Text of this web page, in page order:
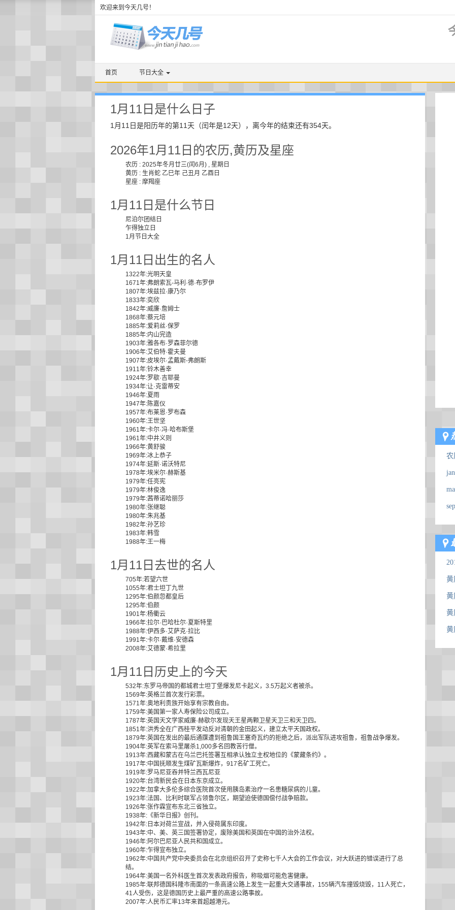
欢迎来到今天几号！
首页 节日大全
1月11日是什么日子
1月11日是阳历年的第11天（闰年是12天），离今年的结束还有354天。
2026年1月11日的农历,黄历及星座
农历 : 2025年冬月廿三(闰6月) , 星期日
黄历 : 生肖蛇 乙巳年 己丑月 乙酉日
星座 : 摩羯座
1月11日是什么节日
尼泊尔团结日
乍得独立日
1月节日大全
1月11日出生的名人
1322年:光明天皇
1671年:弗朗索瓦-马利·德·布罗伊
1807年:埃兹拉·康乃尔
1833年:奕欣
1842年:威廉·詹姆士
1868年:蔡元培
1885年:爱莉丝·保罗
1885年:内山完造
1903年:雅各布·罗森菲尔德
1906年:艾伯特·霍夫曼
1907年:皮埃尔·孟戴斯-弗朗斯
1911年:铃木善幸
1924年:罗歇·吉耶曼
1934年:让·克雷蒂安
1946年:夏雨
1947年:陈嘉仪
1957年:布莱恩·罗布森
1960年:王世坚
1961年:卡尔·冯·哈布斯堡
1961年:中井义则
1966年:黄舒骏
1969年:冰上恭子
1974年:延斯·诺沃特尼
1978年:埃米尔·赫斯基
1979年:任亮宪
1979年:林俊逸
1979年:茜蒂诺哈丽莎
1980年:张继聪
1980年:朱兆基
1982年:孙艺珍
1983年:韩雪
1988年:王一梅
1月11日去世的名人
705年:若望六世
1055年:君士坦丁九世
1295年:伯颜忽都皇后
1295年:伯颜
1901年:杨衢云
1966年:拉尔·巴哈杜尔·夏斯特里
1988年:伊西多·艾萨克·拉比
1991年:卡尔·戴维·安德森
2008年:艾德蒙·希拉里
1月11日历史上的今天
532年:东罗马帝国的都城君士坦丁堡爆发尼卡起义，3.5万起义者被杀。
1569年:英格兰首次发行彩票。
1571年:奥地利贵族开始享有宗教自由。
1759年:美国第一家人寿保险公司成立。
1787年:英国天文学家威廉·赫歇尔发现天王星两颗卫星天卫三和天卫四。
1851年:洪秀全在广西桂平发动反对清朝的金田起义，建立太平天国政权。
1879年:英国在发出的最后通牒遭到祖鲁国王塞奇瓦约的拒绝之后，派出军队进攻祖鲁，祖鲁战争爆发。
1904年:英军在索马里屠杀1,000多名回教苦行僧。
1913年:西藏和蒙古在乌兰巴托签署互相承认独立主权地位的《蒙藏条约》。
1917年:中国抚顺发生煤矿瓦斯爆炸，917名矿工死亡。
1919年:罗马尼亚吞并特兰西瓦尼亚
1920年:台湾新民会在日本东京成立。
1922年:加拿大多伦多综合医院首次使用胰岛素治疗一名患糖尿病的儿童。
1923年:法国、比利时联军占领鲁尔区，期望迫使德国偿付战争赔款。
1926年:张作霖宣布东北三省独立。
1938年:《新华日报》创刊。
1942年:日本对荷兰宣战，并入侵荷属东印度。
1943年:中、美、英三国签署协定，废除美国和英国在中国的治外法权。
1946年:阿尔巴尼亚人民共和国成立。
1960年:乍得宣布独立。
1962年:中国共产党中央委员会在北京组织召开了史称七千人大会的工作会议，对大跃进的错误进行了总
结。
1964年:美国一名外科医生首次发表政府报告，称吸烟可能危害健康。
1985年:联邦德国科隆市南面的一条高速公路上发生一起重大交通事故，155辆汽车撞毁烧毁，11人死亡，
41人受伤，这是德国历史上最严重的高速公路事故。
2007年:人民币汇率13年来首超越港元。
农
黄
黄
黄
黄